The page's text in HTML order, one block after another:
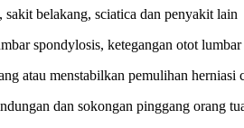
belakang, sciatica dan penyakit lain
spondylosis, ketegangan otot
atau menstabilkan pemulihan herniasi
dan sokongan pinggang orang